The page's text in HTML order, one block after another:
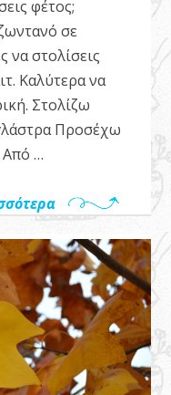
φέτος;
σε
να στολίσεις
Καλύτερα να
Στολίζω
Προσέχω
Από …